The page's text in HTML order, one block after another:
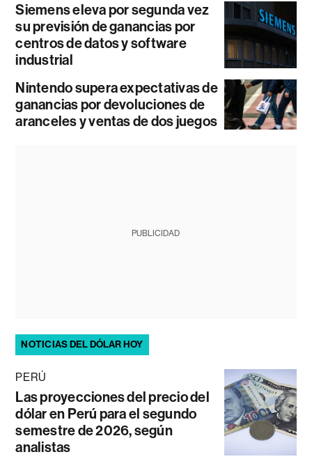
Siemens eleva por segunda vez
su previsión de ganancias por
centros de datos y software
industrial
Nintendo supera expectativas de
ganancias por devoluciones de
aranceles y ventas de dos juegos
PUBLICIDAD
NOTICIAS DEL DÓLAR HOY
PERÚ
Las proyecciones del precio del
dólar en Perú para el segundo
semestre de 2026, según
analistas